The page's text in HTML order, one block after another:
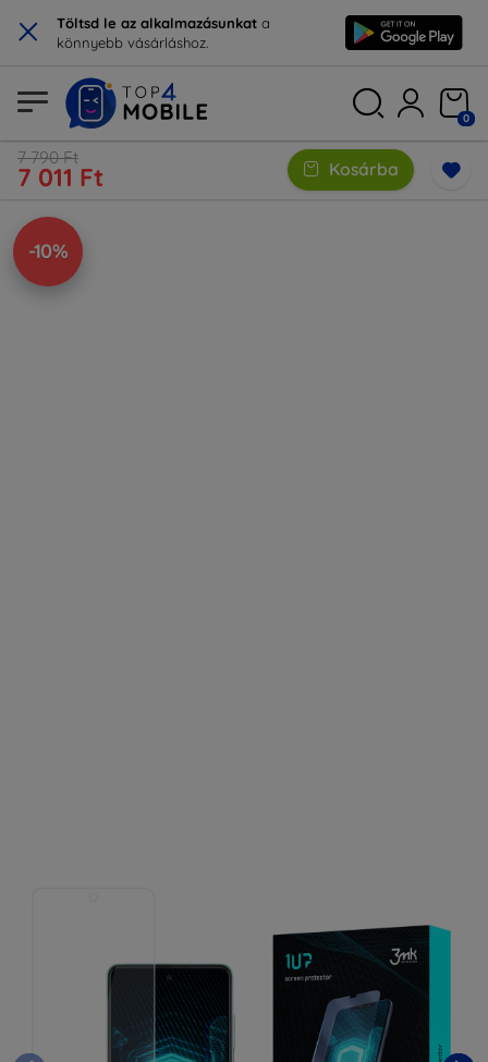
× Töltsd le az alkalmazásunkat a
könnyebb vásárláshoz.
0
7 790 Ft
7 011 Ft Kosárba
-10%